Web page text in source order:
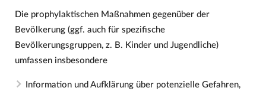
Die prophylaktischen Maßnahmen gegenüber der
Bevölkerung (ggf. auch für spezifische
Bevölkerungsgruppen, z. B. Kinder und Jugendliche)
umfassen insbesondere
Information und Aufklärung über potenzielle Gefahren,